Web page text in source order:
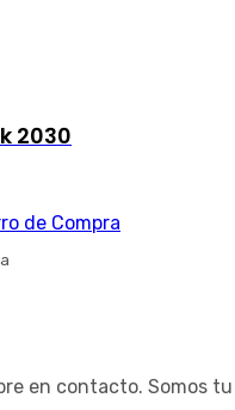
2030
de Compra
en contacto. Somos